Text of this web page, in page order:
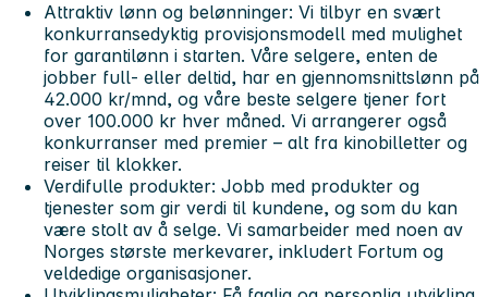
Attraktiv lønn og belønninger: Vi tilbyr en svært
konkurransedyktig provisjonsmodell med mulighet
for garantilønn i starten. Våre selgere, enten de
jobber full- eller deltid, har en gjennomsnittslønn på
42.000 kr/mnd, og våre beste selgere tjener fort
over 100.000 kr hver måned. Vi arrangerer også
konkurranser med premier – alt fra kinobilletter og
reiser til klokker.
Verdifulle produkter: Jobb med produkter og
tjenester som gir verdi til kundene, og som du kan
være stolt av å selge. Vi samarbeider med noen av
Norges største merkevarer, inkludert Fortum og
veldedige organisasjoner.